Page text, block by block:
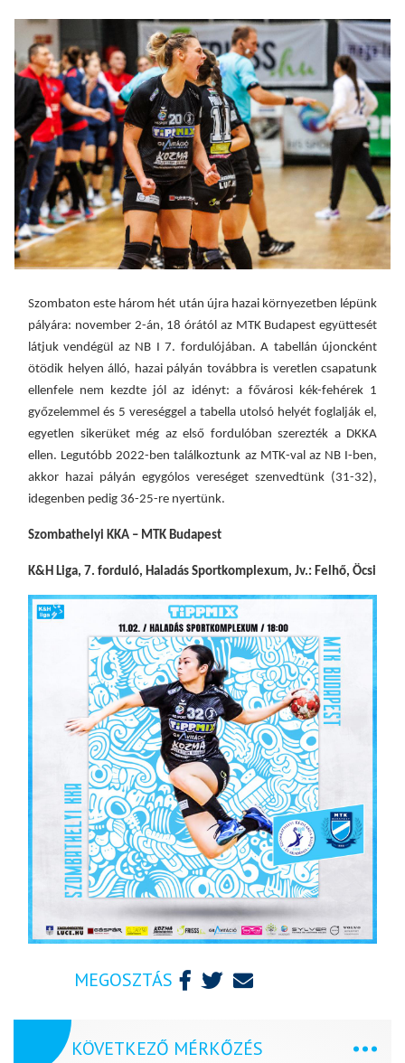
Szombaton este három hét után újra hazai környezetben lépünk
pályára: november 2-án, 18 órától az MTK Budapest együttesét
látjuk vendégül az NB I 7. fordulójában. A tabellán újoncként
ötödik helyen álló, hazai pályán továbbra is veretlen csapatunk
ellenfele nem kezdte jól az idényt: a fővárosi kék-fehérek 1
győzelemmel és 5 vereséggel a tabella utolsó helyét foglalják el,
egyetlen sikerüket még az első fordulóban szerezték a DKKA
ellen. Legutóbb 2022-ben találkoztunk az MTK-val az NB I-ben,
akkor hazai pályán egygólos vereséget szenvedtünk (31-32),
idegenben pedig 36-25-re nyertünk.
Szombathelyi KKA – MTK Budapest
K&H Liga, 7. forduló, Haladás Sportkomplexum, Jv.: Felhő, Öcsi
MEGOSZTÁS
KÖVETKEZŐ MÉRKŐZÉS